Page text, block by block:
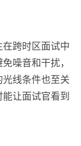
跨时区面试中
噪音和干扰，
线条件也至关
让面试官看到